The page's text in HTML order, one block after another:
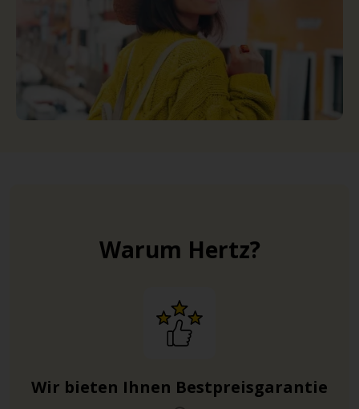
Warum Hertz?
Wir bieten Ihnen Bestpreisgarantie